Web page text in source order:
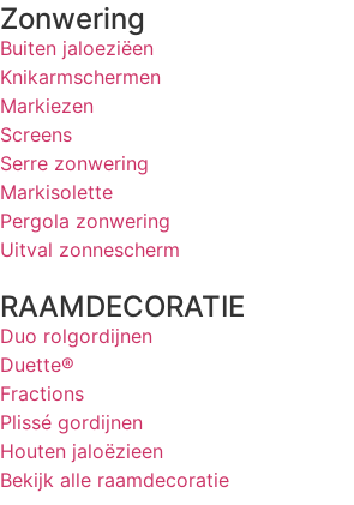
Zonwering
Buiten jaloeziëen
Knikarmschermen
Markiezen
Screens
Serre zonwering
Markisolette
Pergola zonwering
Uitval zonnescherm
RAAMDECORATIE
Duo rolgordijnen
Duette®
Fractions
Plissé gordijnen
Houten jaloëzieen
Bekijk alle raamdecoratie